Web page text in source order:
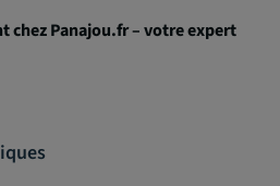
chez Panajou.fr – votre expert